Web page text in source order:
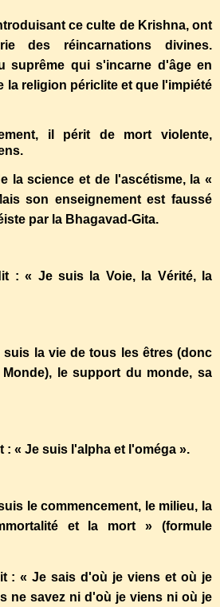
ce culte de Krishna, ont
des réincarnations divines.
suprême qui s'incarne d'âge en
la religion périclite et que l'impiété
il périt de mort violente,
la science et de l'ascétisme, la «
son enseignement est faussé
par la Bhagavad-Gita.
: « Je suis la Voie, la Vérité, la
suis la vie de tous les êtres (donc
le support du monde, sa
: « Je suis l'alpha et l'oméga ».
le commencement, le milieu, la
et la mort » (formule
: « Je sais d'où je viens et où je
ne savez ni d'où je viens ni où je